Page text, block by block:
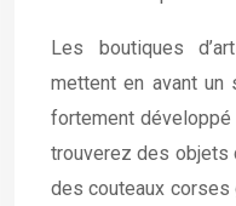
Les boutiques
mettent en avant un
fortement
trouverez des objets
des couteaux corses